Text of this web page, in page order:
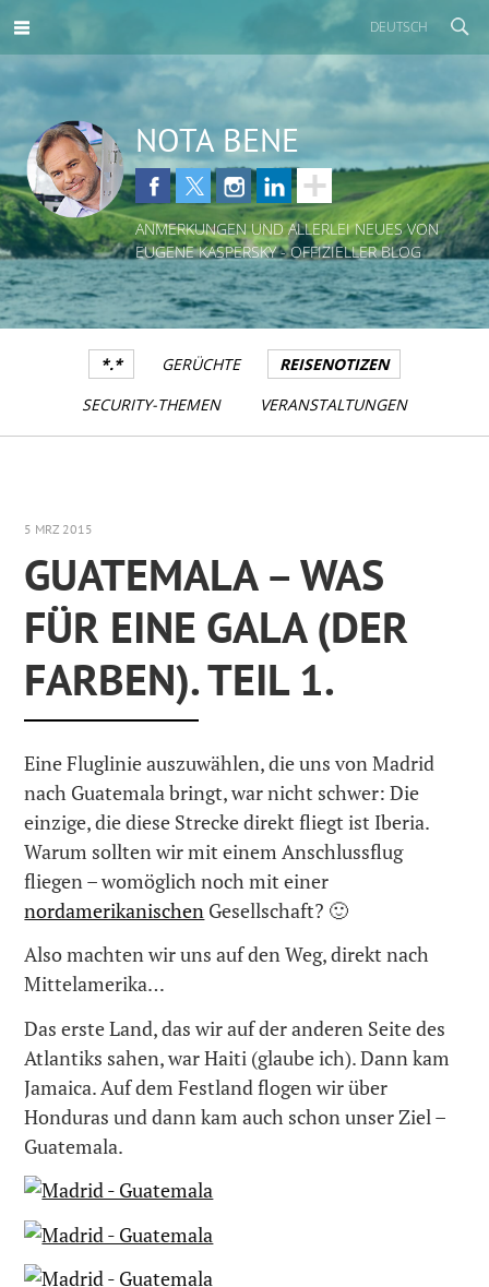
DEUTSCH
NOTA BENE
ANMERKUNGEN UND ALLERLEI NEUES VON
EUGENE KASPERSKY - OFFIZIELLER BLOG
*.* GERÜCHTE
REISENOTIZEN
SECURITY-THEMEN
VERANSTALTUNGEN
5 MRZ 2015
GUATEMALA – WAS
FÜR EINE GALA (DER
FARBEN). TEIL 1.
Eine Fluglinie auszuwählen, die uns von Madrid
nach Guatemala bringt, war nicht schwer: Die
einzige, die diese Strecke direkt fliegt ist Iberia.
Warum sollten wir mit einem Anschlussflug
fliegen – womöglich noch mit einer
nordamerikanischen Gesellschaft? 🙂
Also machten wir uns auf den Weg, direkt nach
Mittelamerika…
Das erste Land, das wir auf der anderen Seite des
Atlantiks sahen, war Haiti (glaube ich). Dann kam
Jamaica. Auf dem Festland flogen wir über
Honduras und dann kam auch schon unser Ziel –
Guatemala.